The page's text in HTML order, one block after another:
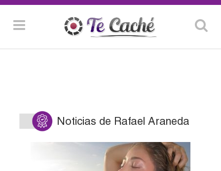
Noticias de Rafael Araneda